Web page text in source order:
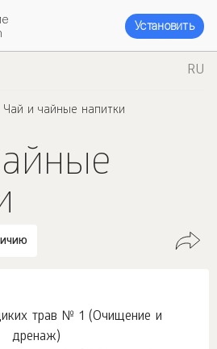
Установить
RU
Чай и чайные напитки